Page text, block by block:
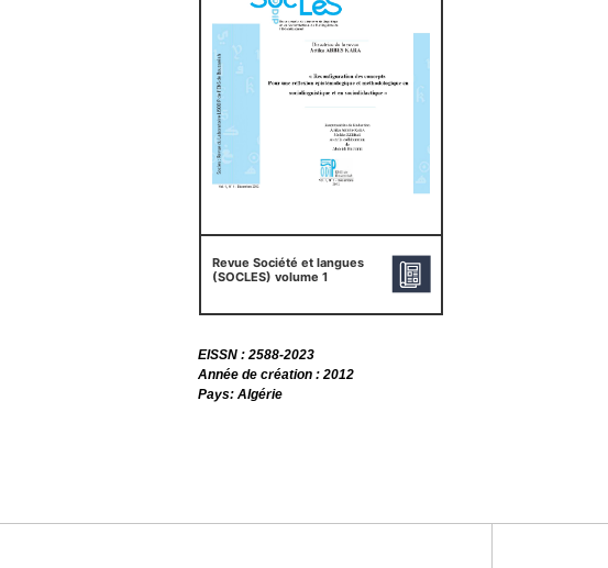
Revue Société et langues
(SOCLES) volume 1
EISSN : 2588-2023
Année de création : 2012
Pays: Algérie